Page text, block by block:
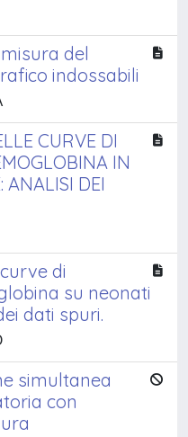
del
indossabili
CURVE DI
IN
ANALISI DEI
di
su neonati
dati spuri.
simultanea
con